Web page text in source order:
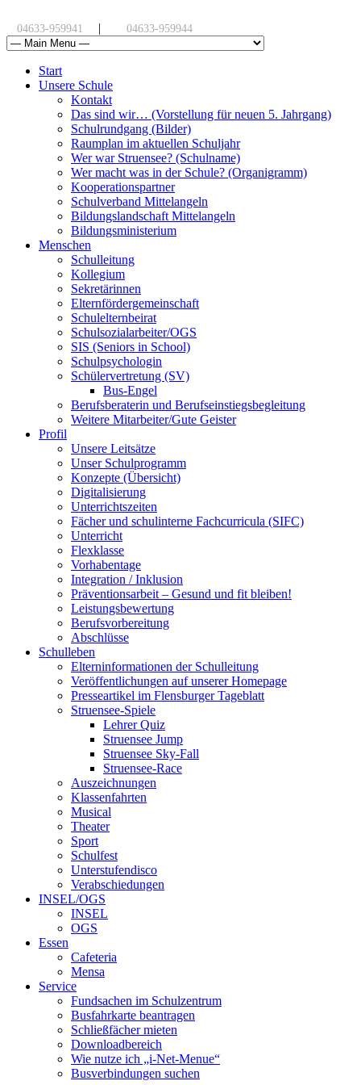
04633-959941 | 04633-959944
Start
Unsere Schule
Kontakt
Das sind wir… (Vorstellung für neuen 5. Jahrgang)
Schulrundgang (Bilder)
Raumplan im aktuellen Schuljahr
Wer war Struensee? (Schulname)
Wer macht was in der Schule? (Organigramm)
Kooperationspartner
Schulverband Mittelangeln
Bildungslandschaft Mittelangeln
Bildungsministerium
Menschen
Schulleitung
Kollegium
Sekretärinnen
Elternfördergemeinschaft
Schulelternbeirat
Schulsozialarbeiter/OGS
SIS (Seniors in School)
Schulpsychologin
Schülervertretung (SV)
Bus-Engel
Berufsberaterin und Berufseinstiegsbegleitung
Weitere Mitarbeiter/Gute Geister
Profil
Unsere Leitsätze
Unser Schulprogramm
Konzepte (Übersicht)
Digitalisierung
Unterrichtszeiten
Fächer und schulinterne Fachcurricula (SIFC)
Unterricht
Flexklasse
Vorhabentage
Integration / Inklusion
Präventionsarbeit – Gesund und fit bleiben!
Leistungsbewertung
Berufsvorbereitung
Abschlüsse
Schulleben
Elterninformationen der Schulleitung
Veröffentlichungen auf unserer Homepage
Presseartikel im Flensburger Tageblatt
Struensee-Spiele
Lehrer Quiz
Struensee Jump
Struensee Sky-Fall
Struensee-Race
Auszeichnungen
Klassenfahrten
Musical
Theater
Sport
Schulfest
Unterstufendisco
Verabschiedungen
INSEL/OGS
INSEL
OGS
Essen
Cafeteria
Mensa
Service
Fundsachen im Schulzentrum
Busfahrkarte beantragen
Schließfächer mieten
Downloadbereich
Wie nutze ich „i-Net-Menue“
Busverbindungen suchen